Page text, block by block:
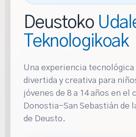
Deustoko
Teknologikoak
Una experiencia
divertida y creativa para
jóvenes de 8 a 14 años en el
Donostia-San Sebastián de
de Deusto.